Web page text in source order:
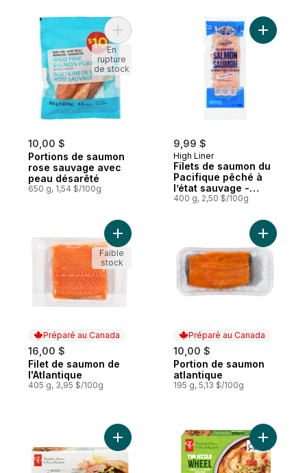
10,00 $
Portions de saumon
rose sauvage avec
peau désarêté
650 g, 1,54 $/100g
Ajouter Portions de saumon rose
En
rupture
de stock
9,99 $
High Liner
Filets de saumon du
Pacifique pêché à
l’état sauvage -
saumon rose Coupes
400 g, 2,50 $/100g
Ajouter
Préparé au Canada
16,00 $
Préparé au Canada
Filet de saumon de
l'Atlantique
405 g, 3,95 $/100g
Ajouter Filet de saumon de l'Atlantique au
Faible
stock
Préparé au Canada
10,00 $
Préparé au Canada
Portion de saumon
atlantique
195 g, 5,13 $/100g
Ajouter
Ajouter Burger de crevettes au panier
Ajouter